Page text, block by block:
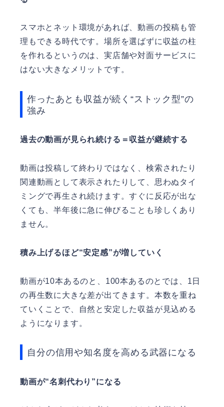
スマホとネット環境があれば、動画の投稿も管
理もできる時代です。場所を選ばずに収益の柱
を作れるというのは、実店舗や対面サービスに
はない大きなメリットです。
作ったあとも収益が続く“ストック型”の
強み
過去の動画が見られ続ける＝収益が継続する
動画は投稿して終わりではなく、検索されたり
関連動画として表示されたりして、思わぬタイ
ミングで再生され続けます。すぐに反応が出な
くても、半年後に急に伸びることも珍しくあり
ません。
積み上げるほど“安定感”が増していく
動画が10本あるのと、100本あるのとでは、1日
の再生数に大きな差が出てきます。本数を重ね
ていくことで、自然と安定した収益が見込める
ようになります。
自分の信用や知名度を高める武器になる
動画が“名刺代わり”になる